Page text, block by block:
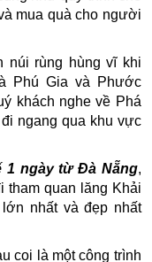
mua quà cho người
núi rùng hùng vĩ khi
Phú Gia và Phước
khách nghe về Phá
ngang qua khu vực
1 ngày từ Đà Nẵng,
tham quan lăng Khải
lớn nhất và đẹp nhất
coi là một công trình